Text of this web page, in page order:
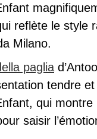
reflète le style
Milano.
paglia
tendre
qui
saisir